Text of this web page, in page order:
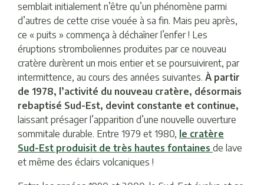
semblait initialement n’être qu’un phénomène parmi
d’autres de cette crise vouée à sa fin. Mais peu après,
ce « puits » commença à déchaîner l’enfer ! Les
éruptions stromboliennes produites par ce nouveau
cratère durèrent un mois entier et se poursuivirent, par
intermittence, au cours des années suivantes. À partir
de 1978, l’activité du nouveau cratère, désormais
rebaptisé Sud-Est, devint constante et continue,
laissant présager l’apparition d’une nouvelle ouverture
sommitale durable. Entre 1979 et 1980, le cratère
Sud-Est produisit de très hautes fontaines de lave
et même des éclairs volcaniques !